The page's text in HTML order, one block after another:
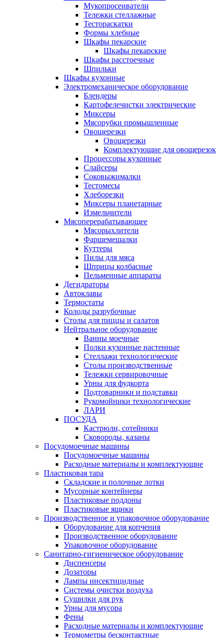
Мукопросеиватели
Тележки стеллажные
Тестораскатки
Формы хлебные
Шкафы пекарские
Шкафы пекарские
Шкафы расстоечные
Шпильки
Шкафы кухонные
Электромеханическое оборудование
Блендеры
Картофелечистки электрические
Миксеры
Мясорубки промышленные
Овощерезки
Овощерезки
Комплектующие для овощерезок
Процессоры кухонные
Слайсеры
Соковыжималки
Тестомесы
Хлеборезки
Миксеры планетарные
Измельчители
Мясоперерабатывающее
Мясорыхлители
Фаршемешалки
Куттеры
Пилы для мяса
Шприцы колбасные
Пельменные аппараты
Дегидраторы
Автоклавы
Термостаты
Колоды разрубочные
Столы для пиццы и салатов
Нейтральное оборудование
Ванны моечные
Полки кухонные настенные
Стеллажи технологические
Столы производственные
Тележки сервировочные
Урны для фудкорта
Подтоварники и подставки
Рукомойники технологические
ЛАРИ
ПОСУДА
Кастрюли, сотейники
Сковороды, казаны
Посудомоечные машины
Посудомоечные машины
Расходные материалы и комплектующие
Пластиковая тара
Складские и полочные лотки
Мусорные контейнеры
Пластиковые поддоны
Пластиковые ящики
Производственное и упаковочное оборудование
Оборудование для копчения
Производственное оборудование
Упаковочное оборудование
Санитарно-гигиеническое оборудование
Диспенсеры
Дозаторы
Лампы инсектицидные
Системы очистки воздуха
Сушилки для рук
Урны для мусора
Фены
Расходные материалы и комплектующие
Термометры бесконтактные